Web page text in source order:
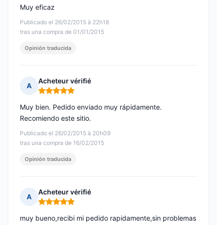
Publicado el 26/02/2015 à 22h18
tras una compra de 01/01/2015
Muy eficaz
Opinión traducida
A
Acheteur vérifié
Nota: 5 de 5
Publicado el 26/02/2015 à 20h09
tras una compra de 16/02/2015
Muy bien. Pedido enviado muy rápidamente.
Recomiendo este sitio.
Opinión traducida
A
Acheteur vérifié
Nota: 5 de 5
muy bueno,recibi mi pedido rapidamente,sin problemas